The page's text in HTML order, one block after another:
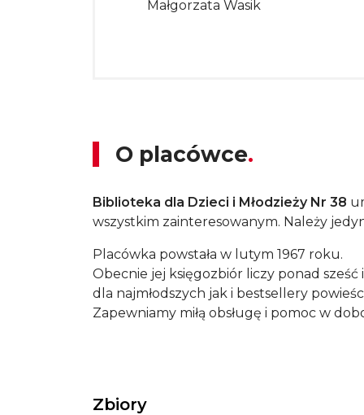
Małgorzata Wasik
O placówce
Biblioteka dla Dzieci i Młodzieży Nr 38
wszystkim zainteresowanym. Należy
Placówka powstała w
Obecnie jej księgozbiór liczy ponad
dla najmłodszych jak i bestsellery
Zapewniamy miłą obsługę i pomoc w
Zbiory